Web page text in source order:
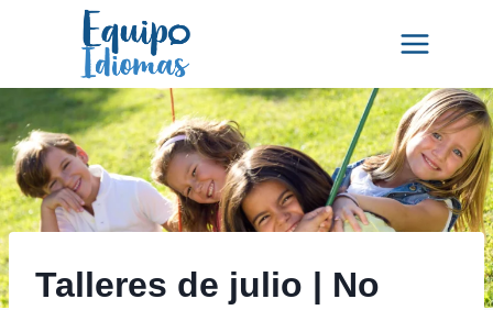
Talleres de julio | No